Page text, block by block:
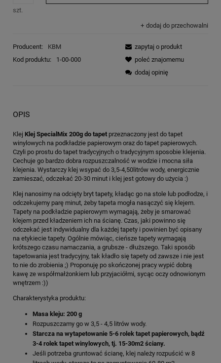
szt.
dodaj do przechowalni
Producent:
KBM
Kod produktu:
1-00-000
zapytaj o produkt
poleć znajomemu
dodaj opinię
OPIS
Klej Klej SpecialMix 200g do tapet przeznaczony jest do tapet
winylowych na podkładzie papierowym oraz do tapet papierowych.
Czyli po prostu do tapet tradycyjnych o tradycyjnym sposobie klejenia.
Cechuje go bardzo dobra rozpuszczalność w wodzie i mocna siła
klejenia. Wystarczy klej wsypać do 3,5-4,50litrów wody, energicznie
zamieszać, odczekać 20-30 minut i klej jest gotowy do użycia :)
Klej nanosimy na odcięty bryt tapety, kładąc go na stole lub podłodze, i
odczekujemy parę minut, żeby tapeta mogła nasączyć się klejem.
Tapety na podkładzie papierowym wymagają, żeby je smarować
klejem przed kładzeniem ich na ścianę. Czas, jaki powinno się
odczekać jest indywidualny dla każdej tapety i powinien być opisany
na etykiecie tapety. Ogólnie mówiąc, cieńsze tapety wymagają
krótszego czasu namaczania, a grubsze - dłuższego. Taki sposób
tapetowania jest tradycyjny, tak kładło się tapety od zawsze i nie jest
to nie do zrobienia ;) Proponuję po skończonej pracy wypić dobrą
kawę ze współmałżonkiem lub przyjaciółmi, sycąc oczy odnowionym
wnętrzem :))
Charakterystyka produktu:
Masa kleju: 200 g
Rozpuszczamy go w 3,5 - 4,5 litrów wody.
Starcza na wytapetowanie 5-6 rolek tapet papierowych, bądź
3-4 rolek tapet winylowych, tj. 15-30m2 ściany.
Jeśli potrzeba gruntować ścianę, klej należy rozpuścić w 8